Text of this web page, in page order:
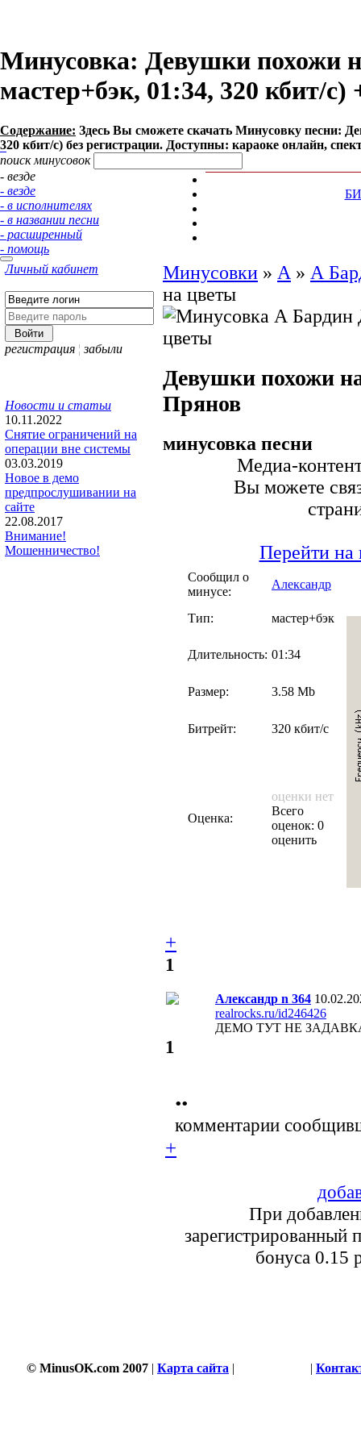
Минусовка: Девушки похожи
мастер+бэк, 01:34, 320 кбит/с)
Содержание: Здесь Вы сможете cкачать Минусовку песни:
320 кбит/с) без регистрации. Доступны: караоке онлайн,
поиск минусовок
- везде
- везде
- в исполнителях
- в названии песни
- расширенный
- помощь
Личный кабинет
регистрация ¦ забыли
Новости и статьи
10.11.2022
Снятие ограничений на
операции вне системы
03.03.2019
Новое в демо
предпрослушивании на
сайте
22.08.2017
Внимание!
Мошенничество!
Минусовки » А » А
на цветы
Девушки похожи
Прянов
минусовка песни
Медиа-
Вы можете
Перейти на
Сообщил о
минусе:
Александр
Тип: мастер+бэк
Длительность: 01:34
Размер: 3.58 Mb
Битрейт: 320 кбит/с
Оценка:
оценки нет
Всего
оценок: 0
оценить
+
1
Александр n 364
realrocks.ru/id246426
ДЕМО ТУТ НЕ
1
••
комментарии
+
При
зарегистрированный
бонуса 0.15
© MinusOK.com 2007 | Карта сайта | |